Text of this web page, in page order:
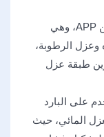
لفات البيتومين APP تعرف بممبرين APP، وهي
الرطوبة،
طبقة عزل
على البارد
المائي، حيث